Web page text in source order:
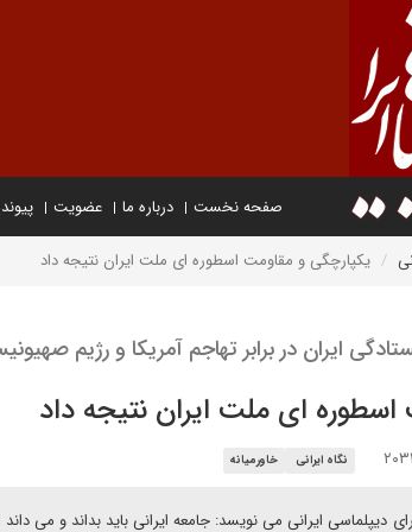
صفحه نخست درباره ما عضویت
یکپارچگی و مقاومت اسطوره ای ملت ایران نتیجه داد
ایران در برابر تهاجم آمریکا و رژیم
ای ملت ایران نتیجه داد
نگاه ایرانی خاورمیانه
ایرانی می نویسد: جامعه ایرانی باید بداند و می داند